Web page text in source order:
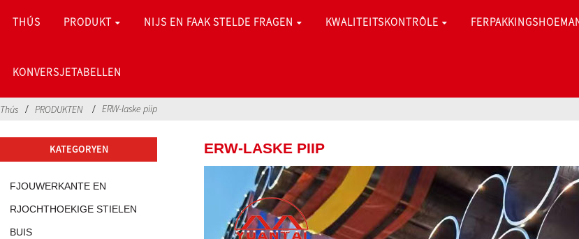
THÚS PRODUKT NIJS EN FAAK STELDE FRAGEN KWALITEITSKONTRÔLE
KONVERSJETABELLEN
Thús PRODUKTEN ERW-laske piip
KATEGORYEN
FJOUWERKANTE EN
RJOCHTHOEKIGE STIELEN
BUIS
ERW-LASKE PIIP